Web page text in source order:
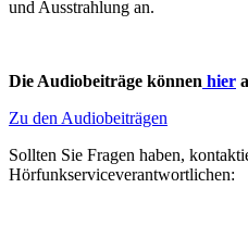
und Ausstrahlung an.
Die Audiobeiträge können hier
Zu den Audiobeiträgen
Sollten Sie Fragen haben,
Hörfunkserviceverantwortlichen: